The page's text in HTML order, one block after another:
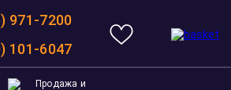
971-7200
101-6047